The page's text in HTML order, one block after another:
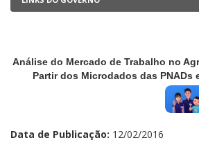
Análise do Mercado de Trabalho no
Partir dos Microdados das PNADs
Data de Publicação: 12/02/2016